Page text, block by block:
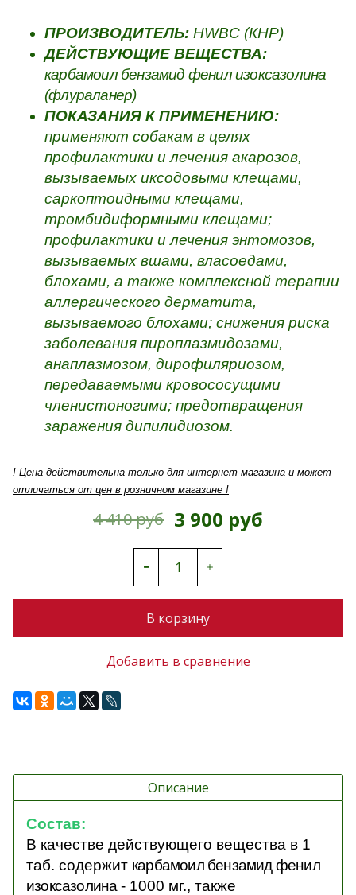
ПРОИЗВОДИТЕЛЬ: HWBC (КНР)
ДЕЙСТВУЮЩИЕ ВЕЩЕСТВА:
карбамоил бензамид фенил изоксазолина
(флураланер)
ПОКАЗАНИЯ К ПРИМЕНЕНИЮ:
применяют собакам в целях
профилактики и лечения акарозов,
вызываемых иксодовыми клещами,
саркоптоидными клещами,
тромбидиформными клещами;
профилактики и лечения энтомозов,
вызываемых вшами, власоедами,
блохами, а также комплексной терапии
аллергического дерматита,
вызываемого блохами; снижения риска
заболевания пироплазмидозами,
анаплазмозом, дирофиляриозом,
передаваемыми кровососущими
членистоногими; предотвращения
заражения дипилидиозом.
! Цена действительна только для интернет-магазина и может
отличаться от цен в розничном магазине !
4 410 руб 3 900 руб
В корзину
Добавить в сравнение
Описание
Состав:
В качестве действующего вещества в 1
таб. содержит карбамоил бензамид фенил
изоксазолина - 1000 мг., также